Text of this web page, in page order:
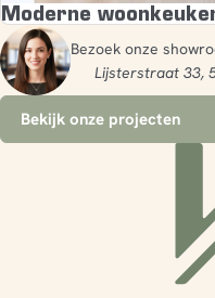
Moderne
Bezoek onze
Lijsterstraat 33,
Bekijk onze projecten